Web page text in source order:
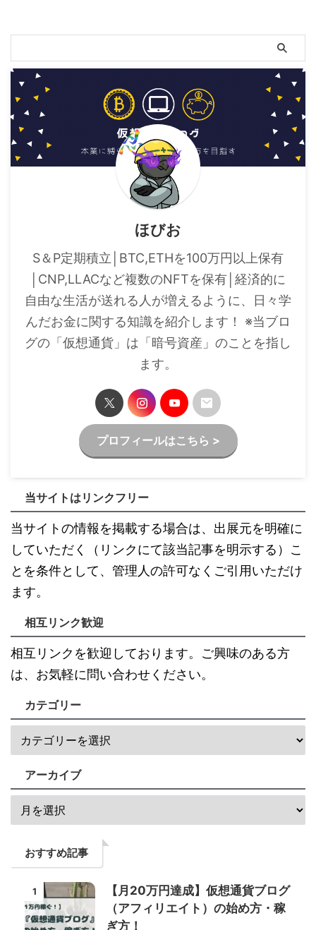
ほびお
S＆P定期積立│BTC,ETHを100万円以上保有
│CNP,LLACなど複数のNFTを保有│経済的に
自由な生活が送れる人が増えるように、日々学
んだお金に関する知識を紹介します！ ※当ブロ
グの「仮想通貨」は「暗号資産」のことを指し
ます。
プロフィールはこちら >
当サイトはリンクフリー
当サイトの情報を掲載する場合は、出展元を明確に
していただく（リンクにて該当記事を明示する）こ
とを条件として、管理人の許可なくご引用いただけ
ます。
相互リンク歓迎
相互リンクを歓迎しております。ご興味のある方
は、お気軽に問い合わせください。
カテゴリー
アーカイブ
おすすめ記事
1
【月20万円達成】仮想通貨ブログ
（アフィリエイト）の始め方・稼
ぎ方！